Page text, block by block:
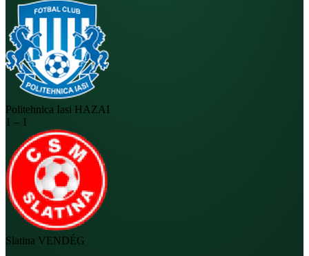
Politehnica Iasi HAZAI
1 – 1
Slatina VENDÉG